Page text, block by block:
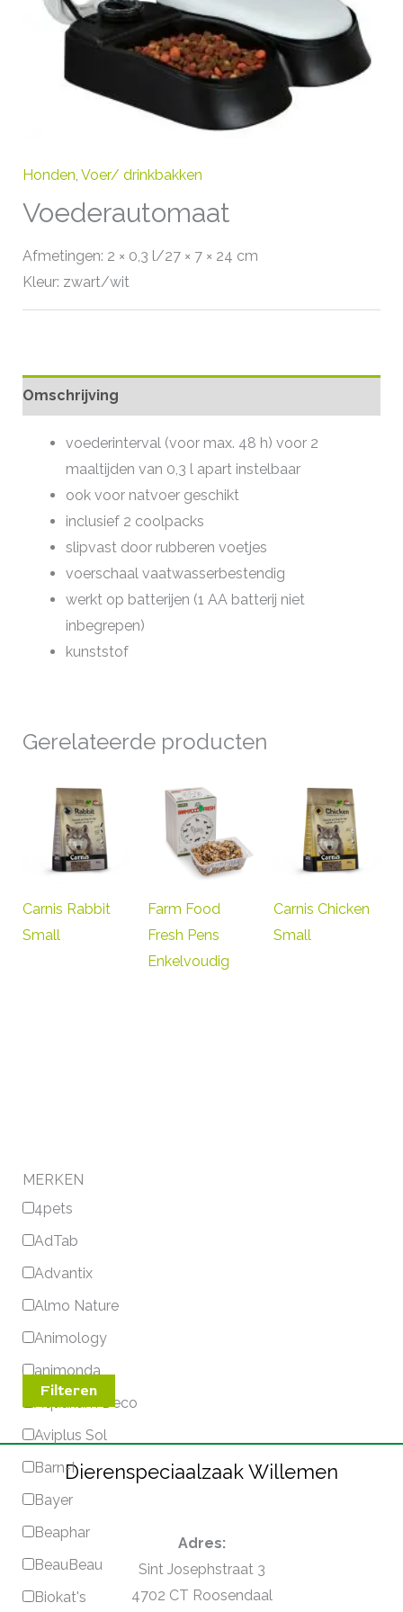
Honden, Voer/ drinkbakken
Voederautomaat
Afmetingen: 2 × 0,3 l/27 × 7 × 24 cm
Kleur: zwart/wit
Omschrijving
voederinterval (voor max. 48 h) voor 2
maaltijden van 0,3 l apart instelbaar
ook voor natvoer geschikt
inclusief 2 coolpacks
slipvast door rubberen voetjes
voerschaal vaatwasserbestendig
werkt op batterijen (1 AA batterij niet
inbegrepen)
kunststof
Gerelateerde producten
Carnis Rabbit
Small
Farm Food
Fresh Pens
Enkelvoudig
Carnis Chicken
Small
MERKEN
4pets
AdTab
Advantix
Almo Nature
Animology
animonda
Aquarium Deco
Aviplus Sol
Barn-I
Bayer
Beaphar
BeauBeau
Biokat's
Filteren
Dierenspeciaalzaak Willemen
Adres:
Sint Josephstraat 3
4702 CT Roosendaal